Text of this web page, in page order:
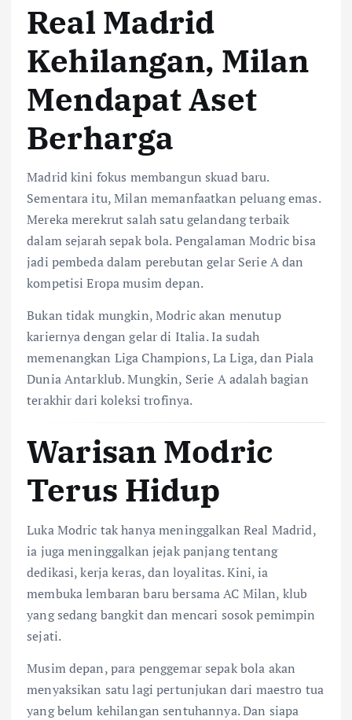
Real Madrid
Kehilangan, Milan
Mendapat Aset
Berharga
Madrid kini fokus membangun skuad baru.
Sementara itu, Milan memanfaatkan peluang emas.
Mereka merekrut salah satu gelandang terbaik
dalam sejarah sepak bola. Pengalaman Modric bisa
jadi pembeda dalam perebutan gelar Serie A dan
kompetisi Eropa musim depan.
Bukan tidak mungkin, Modric akan menutup
kariernya dengan gelar di Italia. Ia sudah
memenangkan Liga Champions, La Liga, dan Piala
Dunia Antarklub. Mungkin, Serie A adalah bagian
terakhir dari koleksi trofinya.
Warisan Modric
Terus Hidup
Luka Modric tak hanya meninggalkan Real Madrid,
ia juga meninggalkan jejak panjang tentang
dedikasi, kerja keras, dan loyalitas. Kini, ia
membuka lembaran baru bersama AC Milan, klub
yang sedang bangkit dan mencari sosok pemimpin
sejati.
Musim depan, para penggemar sepak bola akan
menyaksikan satu lagi pertunjukan dari maestro tua
yang belum kehilangan sentuhannya. Dan siapa